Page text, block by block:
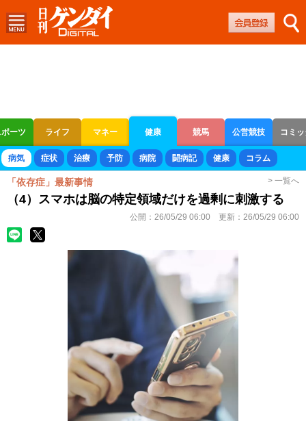
ーツ ライフ マネー 健康 競馬 公営競技 コミ
ボートレース 競輪 オートレース
病気 症状 治療 予防 病院 闘病記 健康 コラム
「依存症」最新事情 > 一覧へ
（4）スマホは脳の特定領域だけを過剰に刺激する
公開： 26/05/29 06:00 更新： 26/05/29 06:00